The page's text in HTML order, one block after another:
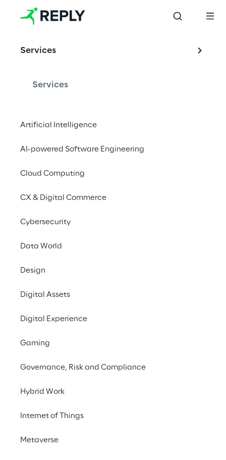
Services
Services
Artificial Intelligence
AI-powered Software Engineering
Cloud Computing
CX & Digital Commerce
Cybersecurity
Data World
Design
Digital Assets
Digital Experience
Gaming
Governance, Risk and Compliance
Hybrid Work
Internet of Things
Metaverse
Finde deinen Job:
Suche starten